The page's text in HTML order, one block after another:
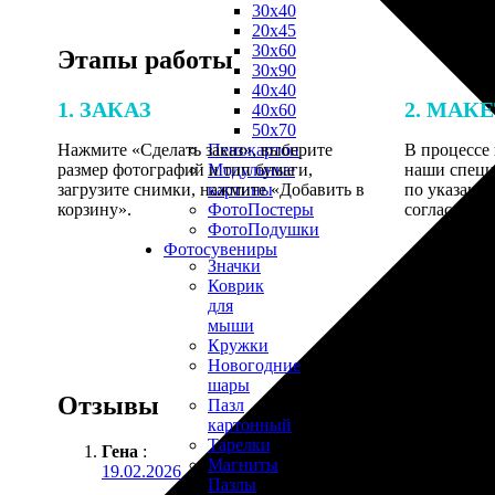
30х40
20х45
30х60
30х90
40х40
40х60
50х70
Пенокартон
Модульные
картины
ФотоПостеры
ФотоПодушки
Фотоcувениры
Значки
Коврик
для
мыши
Кружки
Новогодние
шары
Пазл
картонный
Тарелки
Магниты
Пазлы
Этапы работы
1. ЗАКАЗ
Нажмите «Сделать заказ», выберите
размер фотографий и тип бумаги,
загрузите снимки, нажмите «Добавить в
корзину».
2.
В процессе
наши
по
Отзывы
Гена :
19.02.2026